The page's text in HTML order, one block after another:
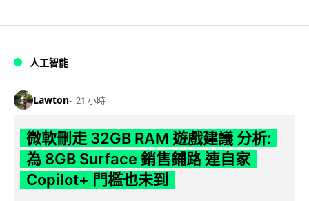
人工智能
Lawton 21 小時
微軟刪走 32GB RAM 遊戲建議 分析:
為 8GB Surface 銷售鋪路 連自家
Copilot+ 門檻也未到